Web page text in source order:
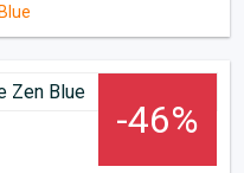
-46%